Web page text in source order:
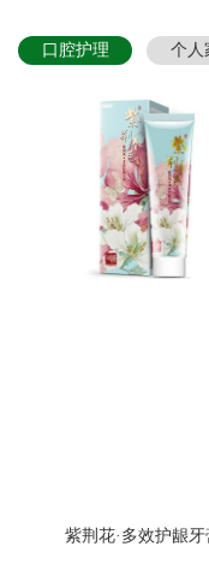
口腔护理 个人
紫荆花·多效护龈牙